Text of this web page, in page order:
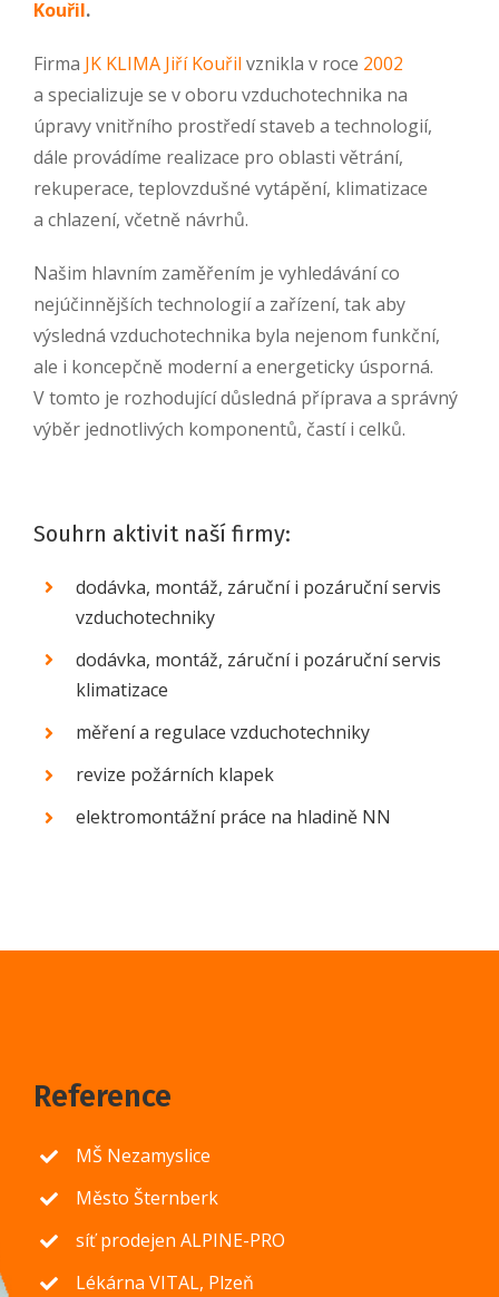
Kouřil.
Firma JK KLIMA Jiří Kouřil vznikla v roce 2002
a specializuje se v oboru vzduchotechnika na
úpravy vnitřního prostředí staveb a technologií,
dále provádíme realizace pro oblasti větrání,
rekuperace, teplovzdušné vytápění, klimatizace
a chlazení, včetně návrhů.
Našim hlavním zaměřením je vyhledávání co
nejúčinnějších technologií a zařízení, tak aby
výsledná vzduchotechnika byla nejenom funkční,
ale i koncepčně moderní a energeticky úsporná.
V tomto je rozhodující důsledná příprava a správný
výběr jednotlivých komponentů, častí i celků.
Souhrn aktivit naší firmy:
dodávka, montáž, záruční i pozáruční servis
vzduchotechniky
dodávka, montáž, záruční i pozáruční servis
klimatizace
měření a regulace vzduchotechniky
revize požárních klapek
elektromontážní práce na hladině NN
Reference
MŠ Nezamyslice
Město Šternberk
síť prodejen ALPINE-PRO
Lékárna VITAL, Plzeň